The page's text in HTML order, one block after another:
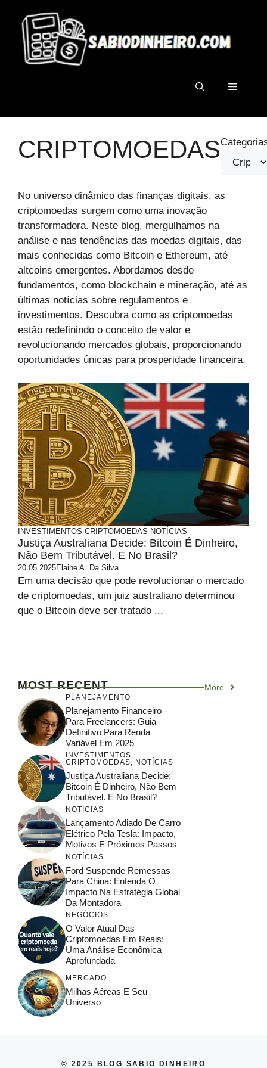
conteúdo
Menu
CRIPTOMOEDAS
No universo dinâmico das finanças digitais, as
criptomoedas surgem como uma inovação
transformadora. Neste blog, mergulhamos na
análise e nas tendências das moedas digitais, das
mais conhecidas como Bitcoin e Ethereum, até
altcoins emergentes. Abordamos desde
fundamentos, como blockchain e mineração, até as
últimas notícias sobre regulamentos e
investimentos. Descubra como as criptomoedas
estão redefinindo o conceito de valor e
revolucionando mercados globais, proporcionando
oportunidades únicas para prosperidade financeira.
INVESTIMENTOS CRIPTOMOEDAS NOTÍCIAS
Justiça Australiana Decide: Bitcoin É Dinheiro,
Não Bem Tributável. E No Brasil?
20.05.2025Elaine A. Da Silva
Em uma decisão que pode revolucionar o mercado
de criptomoedas, um juiz australiano determinou
que o Bitcoin deve ser tratado ...
MOST RECENT More
PLANEJAMENTO
Planejamento Financeiro
Para Freelancers: Guia
Definitivo Para Renda
Variável Em 2025
INVESTIMENTOS,
CRIPTOMOEDAS, NOTÍCIAS
Justiça Australiana Decide:
Bitcoin É Dinheiro, Não Bem
Tributável. E No Brasil?
NOTÍCIAS
Lançamento Adiado De Carro
Elétrico Pela Tesla: Impacto,
Motivos E Próximos Passos
NOTÍCIAS
Ford Suspende Remessas
Para China: Entenda O
Impacto Na Estratégia Global
Da Montadora
NEGÓCIOS
O Valor Atual Das
Criptomoedas Em Reais:
Uma Análise Econômica
Aprofundada
MERCADO
Milhas Aéreas E Seu
Universo
© 2025 BLOG SABIO DINHEIRO